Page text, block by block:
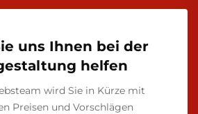
uns Ihnen bei der
helfen
wird Sie in Kürze mit
Preisen und Vorschlägen